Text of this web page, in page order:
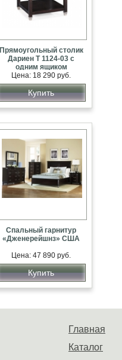
Прямоугольный столик
Дариен Т 1124-03 с
одним ящиком
Цена: 18 290 руб.
Купить
Спальный гарнитур
«Дженерейшнз» США
Цена: 47 890 руб.
Купить
Главная
Каталог